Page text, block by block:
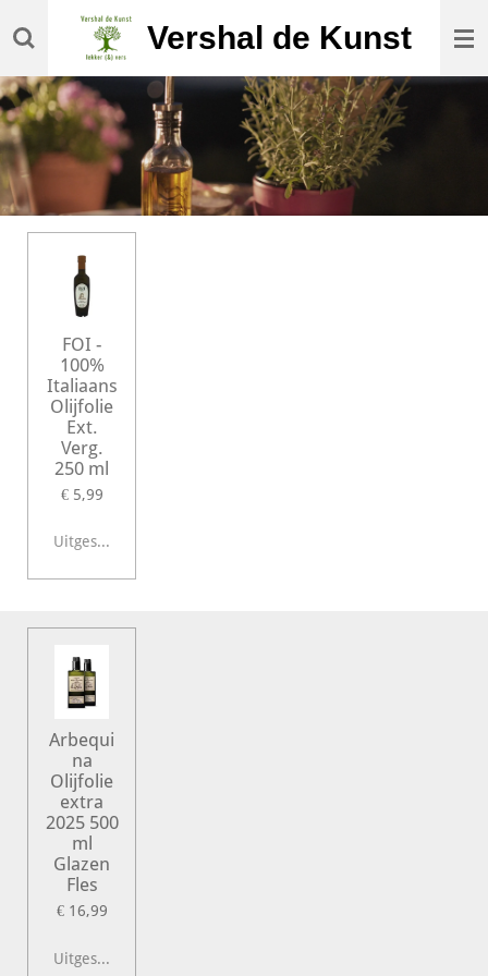
direct
de
hoofdinhoud
Vershal de Kunst
FOI -
100%
Italiaans
Olijfolie
Ext.
Verg.
250 ml
€ 5,99
Uitgeschakeld
Arbequi
na
Olijfolie
extra
2025 500
ml
Glazen
Fles
€ 16,99
Uitgeschakeld